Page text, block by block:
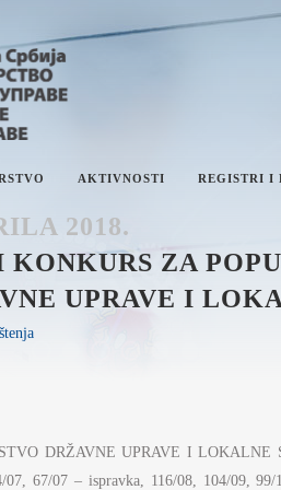
AKTIVNOSTI REGISTRI I
2018.
KONKURS ZA
UPRAVE I
DRŽAVNE UPRAVE I LOKALNE
07, 67/07 – ispravka, 116/08, 104/09,